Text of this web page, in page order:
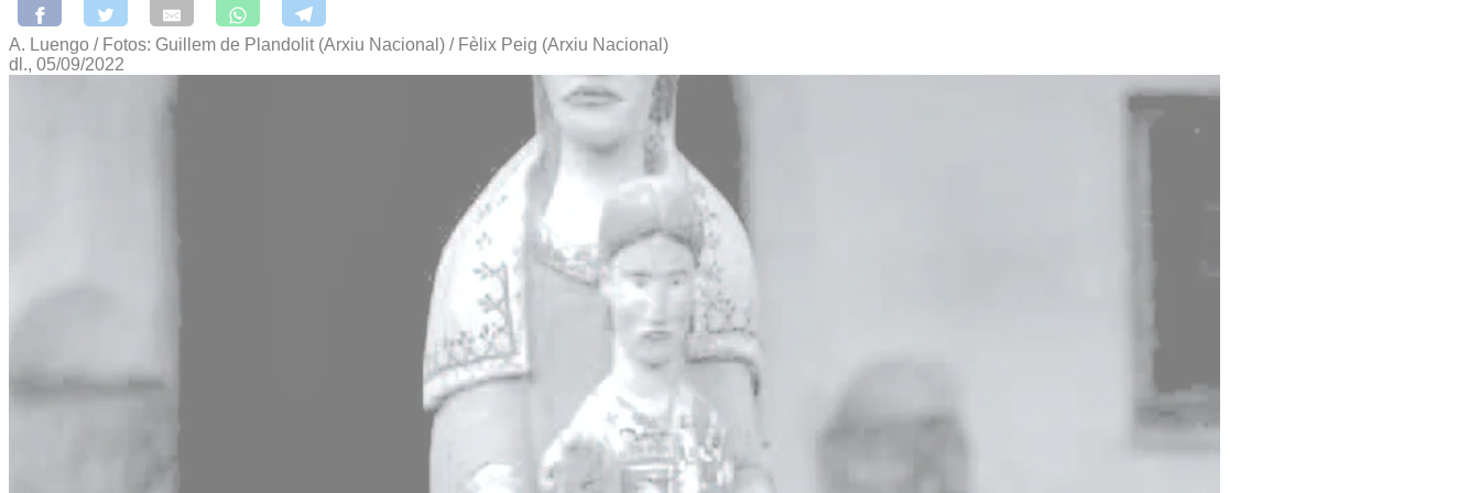
A. Luengo / Fotos: Guillem de Plandolit (Arxiu Nacional) / Fèlix Peig (Arxiu Nacional)
dl., 05/09/2022